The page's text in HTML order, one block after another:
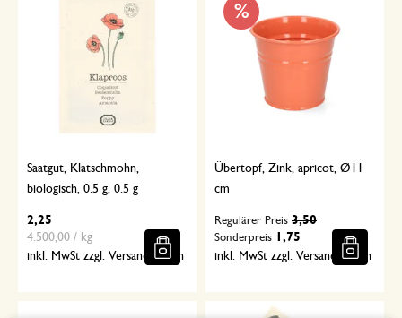
Saatgut, Klatschmohn,
biologisch, 0.5 g, 0.5 g
2,25
4.500,00 / kg
inkl. MwSt zzgl. Versandkosten
%
Übertopf, Zink, apricot, Ø11
cm
Sonderpreis 1,75
Regulärer Preis 3,50
inkl. MwSt zzgl. Versandkosten